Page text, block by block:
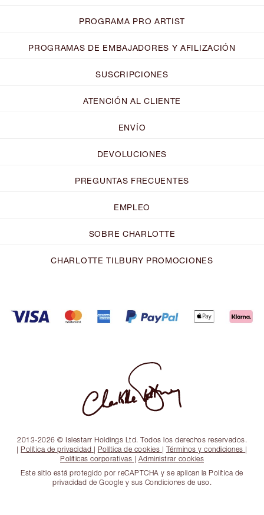
PROGRAMA PRO ARTIST
PROGRAMAS DE EMBAJADORES Y AFILIZACIÓN
SUSCRIPCIONES
ATENCIÓN AL CLIENTE
ENVÍO
DEVOLUCIONES
PREGUNTAS FRECUENTES
EMPLEO
SOBRE CHARLOTTE
CHARLOTTE TILBURY PROMOCIONES
2013-2026 © Islestarr Holdings Ltd. Todos los derechos reservados.
| Política de privacidad | Política de cookies | Términos y condiciones |
Políticas corporativas | Administrar cookies
Este sitio está protegido por reCAPTCHA y se aplican la Política de
privacidad de Google y sus Condiciones de uso.